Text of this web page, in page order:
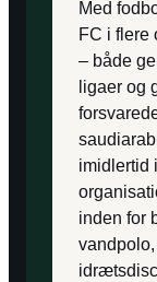
Med
FC i flere
– både
ligaer og
imidlertid
inden for